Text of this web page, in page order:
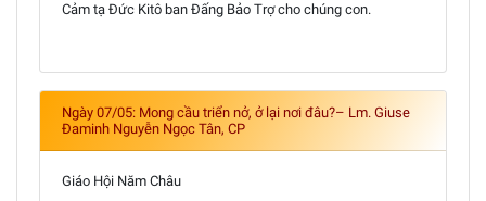
Cảm tạ Đức Kitô ban Đấng Bảo Trợ cho chúng con.
Ngày 07/05: Mong cầu triển nở, ở lại nơi đâu?– Lm. Giuse
Đaminh Nguyễn Ngọc Tân, CP
Giáo Hội Năm Châu